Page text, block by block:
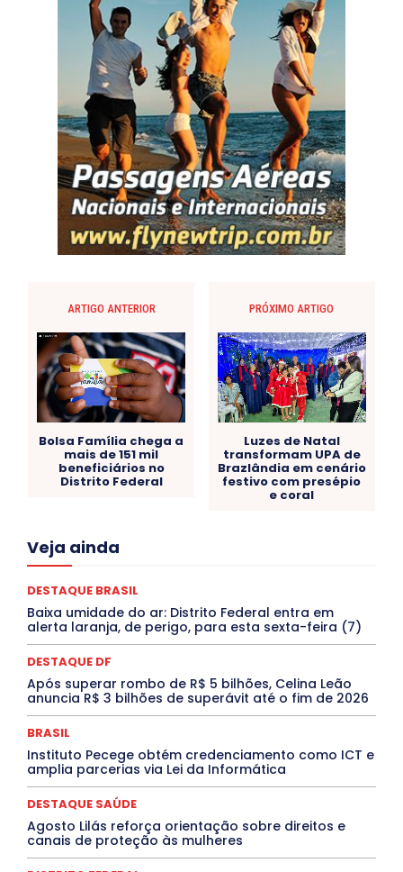
ARTIGO ANTERIOR
Bolsa Família chega a
mais de 151 mil
beneficiários no
Distrito Federal
PRÓXIMO ARTIGO
Luzes de Natal
transformam UPA de
Brazlândia em cenário
festivo com presépio
e coral
Veja ainda
Acre
Congressuanas & Esplanadumas
Covid-19
Crônica Política Crônicas
Cultura e Tal
DANÇA Dengue
Denuncia
DESTAQUE BRASIL
DESTAQUE DF
DESTAQUE SAÚDE
DESTAQUES OUTROS
ELEIÇÕES
EMPREGO E OPORTUNIDADES
ENTORNO
Especial
Espírito Santo ESPORTE
ESTÁGIO
EVENTOS
EXPOSIÇÃO Featured
Febre Amarela
INTELIGÊNCIA ARTIFICIAL
INTERNACIONAL
Jogos Online
JUDICIÁRIO LITERATURA
MEIO AMBIENTE
MÚSICA
Paraíba
Paraná Pernambuco Piauí
POLÍTICA
PROCESSO SELETIVO
QUALIFICAÇÃO PROFISSIONAL
RESIDÊNCIA
DESTAQUE BRASIL
Baixa umidade do ar: Distrito Federal entra em
alerta laranja, de perigo, para esta sexta-feira (7)
DESTAQUE DF
Após superar rombo de R$ 5 bilhões, Celina Leão
anuncia R$ 3 bilhões de superávit até o fim de 2026
BRASIL
Instituto Pecege obtém credenciamento como ICT e
amplia parcerias via Lei da Informática
DESTAQUE SAÚDE
Agosto Lilás reforça orientação sobre direitos e
canais de proteção às mulheres